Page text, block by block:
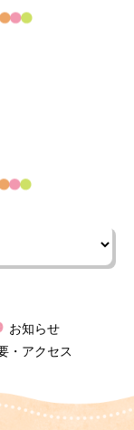
お知らせ
・アクセス